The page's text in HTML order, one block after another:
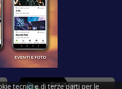
tecnici e di terze parti per le